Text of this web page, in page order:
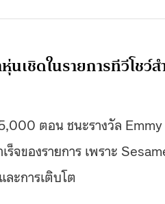
เชิดในรายการทีวีโชว์ส
ตอน ชนะรางวัล
จของรายการ เพราะ
ะการเติบโต